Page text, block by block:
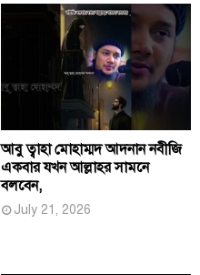
আবু ত্বাহা মোহাম্মদ আদনান নবীজি
একবার যখন আল্লাহর সামনে
বলবেন,
July 21, 2026